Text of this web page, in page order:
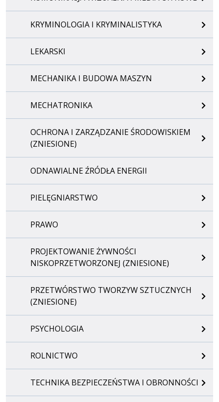
KRYMINOLOGIA I KRYMINALISTYKA
LEKARSKI
MECHANIKA I BUDOWA MASZYN
MECHATRONIKA
OCHRONA I ZARZĄDZANIE ŚRODOWISKIEM
(ZNIESIONE)
ODNAWIALNE ŹRÓDŁA ENERGII
PIELĘGNIARSTWO
PRAWO
PROJEKTOWANIE ŻYWNOŚCI
NISKOPRZETWORZONEJ (ZNIESIONE)
PRZETWÓRSTWO TWORZYW SZTUCZNYCH
(ZNIESIONE)
PSYCHOLOGIA
ROLNICTWO
TECHNIKA BEZPIECZEŃSTWA I OBRONNOŚCI